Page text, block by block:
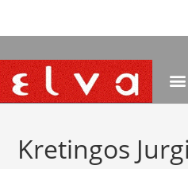
Kretingos